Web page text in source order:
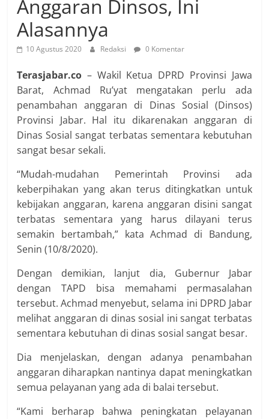
Anggaran Dinsos, Ini
Alasannya
10 Agustus 2020 Redaksi 0 Komentar
Terasjabar.co – Wakil Ketua DPRD Provinsi Jawa
Barat, Achmad Ru’yat mengatakan perlu ada
penambahan anggaran di Dinas Sosial (Dinsos)
Provinsi Jabar. Hal itu dikarenakan anggaran di
Dinas Sosial sangat terbatas sementara kebutuhan
sangat besar sekali.
“Mudah-mudahan Pemerintah Provinsi ada
keberpihakan yang akan terus ditingkatkan untuk
kebijakan anggaran, karena anggaran disini sangat
terbatas sementara yang harus dilayani terus
semakin bertambah,” kata Achmad di Bandung,
Senin (10/8/2020).
Dengan demikian, lanjut dia, Gubernur Jabar
dengan TAPD bisa memahami permasalahan
tersebut. Achmad menyebut, selama ini DPRD Jabar
melihat anggaran di dinas sosial ini sangat terbatas
sementara kebutuhan di dinas sosial sangat besar.
Dia menjelaskan, dengan adanya penambahan
anggaran diharapkan nantinya dapat meningkatkan
semua pelayanan yang ada di balai tersebut.
“Kami berharap bahwa peningkatan pelayanan